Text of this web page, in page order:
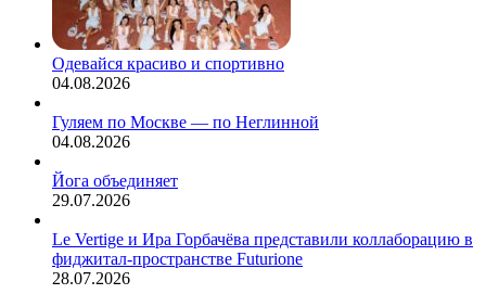
Missology
Pageant
Circle.Missology
отмечает,
Одевайся красиво и спортивно
04.08.2026
Гуляем по Москве — по Неглинной
04.08.2026
Йога объединяет
29.07.2026
Le Vertige и Ира Горбачёва представили коллаборацию в
фиджитал-пространстве Futurione
28.07.2026